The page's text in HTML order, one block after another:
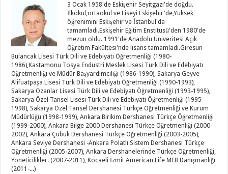
3 Ocak 1958'de Eskişehir Seyitgazi'de doğdu.
İlkokul,ortaokul ve Liseyi Eskişehir'de,Yüksek
öğrenimini Eskişehir ve İstanbul'da
tamamladı.Eskişehir Eğitim Enstitüsü'den 1980'de
mezun oldu. 1991'de Anadolu Üniveritesi Açık
Öğretim Fakültesi'nde lisans tamamladı.Giresun
Bulancak Lisesi Türk Dili ve Edebiyatı Öğretmenliği (1980-
1986),Kastamonu Tosya Endüstri Meslek Lisesi Türk Dili ve Edebiyatı
Öğretmenliği ve Müdür Başyardımcılığı (1986-1990), Sakarya Geyve
Alifuatpaşa Lisesi Türk Dili ve Edebiyatı Öğretmenliği (1990-1993),
Sakarya Ozanlar Lisesi Türk Dili ve Edebiyatı Öğretmenliği (1993-1995),
Sakarya Özel Tansel Lisesi Türk Dili ve Edebiyatı Öğretmenliği (1995-
1998), Sakarya Özel Tansel Dershanesi Türkçe Öğretmenliği ve Kurum
Müdürlüğü (1998-1999), Ankara Birikim Dershanesi Türkçe Öğretmenliği
(1999-2000), Ankara Bilge 2000 Dershanesi Türkçe Öğretmenliği (2000-
2002), Ankara Çubuk Dershanesi Türkçe Öğretmenliği (2003-2005),
Ankara Seviye Dershanesi -Ankara Polatlı Sistem Dershanesi Türkçe
Öğretmenliği (2005-2007), Ankara Dershanelerinde Türkçe Öğretmenliği,
Yöneticilikler. (2007-2011), Kocaeli İzmit American Life MEB Danışmanlığı
(2011-...)